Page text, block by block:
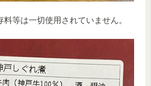
等は一切使用されていません。